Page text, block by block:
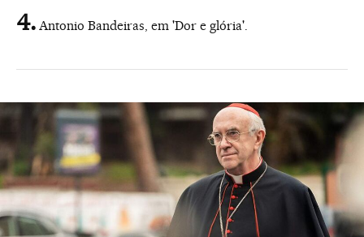
Antonio Bandeiras, em 'Dor e glória'.